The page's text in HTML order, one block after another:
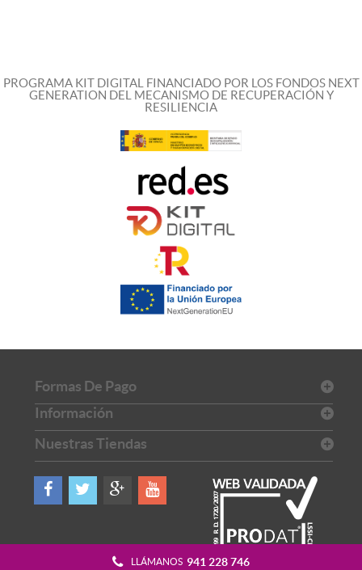
LLÁMANOS 941 228 746
PROGRAMA KIT DIGITAL FINANCIADO POR LOS FONDOS NEXT
GENERATION DEL MECANISMO DE RECUPERACIÓN Y
RESILIENCIA
Formas De Pago
Información
Nuestras Tiendas